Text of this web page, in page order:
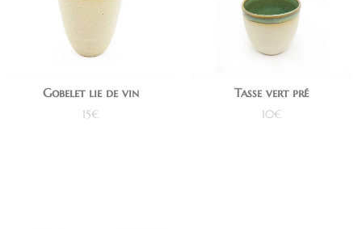
Gobelet lie de vin
15€
Tasse vert pré
10€